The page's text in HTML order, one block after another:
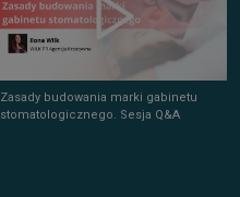
Zasady budowania marki gabinetu
stomatologicznego. Sesja Q&A